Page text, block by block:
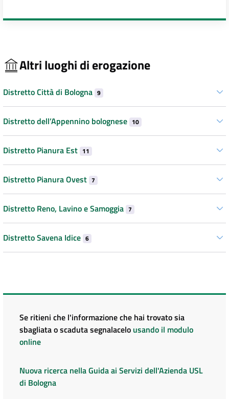
Altri luoghi di erogazione
Distretto Città di Bologna 9
Distretto dell’Appennino bolognese 10
Distretto Pianura Est 11
Distretto Pianura Ovest 7
Distretto Reno, Lavino e Samoggia 7
Distretto Savena Idice 6
Se ritieni che l'informazione che hai trovato sia
sbagliata o scaduta segnalacelo usando il modulo
online
Nuova ricerca nella Guida ai Servizi dell'Azienda USL
di Bologna